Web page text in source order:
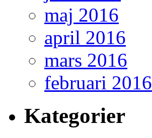
maj 2016
april 2016
mars 2016
februari 2016
Kategorier